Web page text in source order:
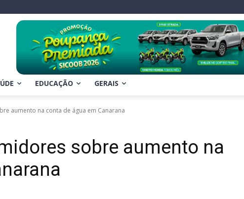
EDUCAÇÃO GERAIS
aumento na conta de água em Canarana
sobre aumento na